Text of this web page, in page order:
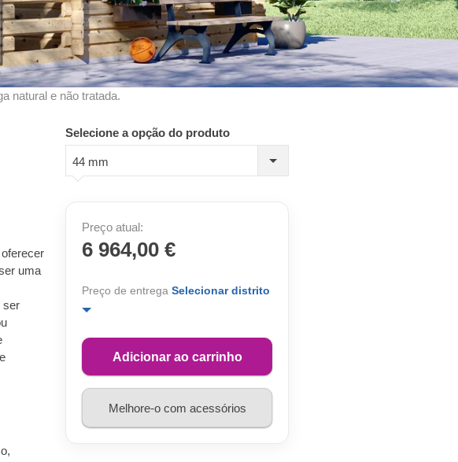
natural e não tratada.
uma
ser
Selecione a opção do produto
44 mm
Preço atual:
6 964,00 €
Preço de entrega Selecionar distrito
Adicionar ao carrinho
Melhore-o com acessórios